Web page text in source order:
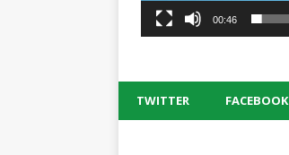
00:46
FACEBOOK
TWITTER